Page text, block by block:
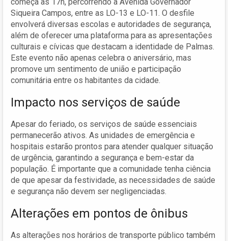
começa às 17h, percorrendo a Avenida Governador
Siqueira Campos, entre as LO-13 e LO-11. O desfile
envolverá diversas escolas e autoridades de segurança,
além de oferecer uma plataforma para as apresentações
culturais e cívicas que destacam a identidade de Palmas.
Este evento não apenas celebra o aniversário, mas
promove um sentimento de união e participação
comunitária entre os habitantes da cidade.
Impacto nos serviços de saúde
Apesar do feriado, os serviços de saúde essenciais
permanecerão ativos. As unidades de emergência e
hospitais estarão prontos para atender qualquer situação
de urgência, garantindo a segurança e bem-estar da
população. É importante que a comunidade tenha ciência
de que apesar da festividade, as necessidades de saúde
e segurança não devem ser negligenciadas.
Alterações em pontos de ônibus
As alterações nos horários de transporte público também